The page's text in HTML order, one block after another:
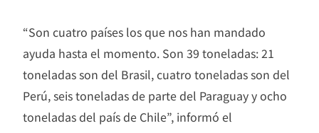
“Son cuatro países los que nos han mandado
ayuda hasta el momento. Son 39 toneladas: 21
toneladas son del Brasil, cuatro toneladas son del
Perú, seis toneladas de parte del Paraguay y ocho
toneladas del país de Chile”, informó el